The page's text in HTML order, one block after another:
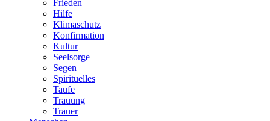
Frieden
Hilfe
Klimaschutz
Konfirmation
Kultur
Seelsorge
Segen
Spirituelles
Taufe
Trauung
Trauer